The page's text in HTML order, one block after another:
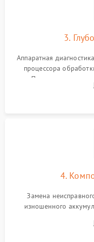
3.
Аппаратная
процессора
Проверка
интерфейсов связи.
4.
Замена
изношенного
контроллеров на
разъемов и кнопок,